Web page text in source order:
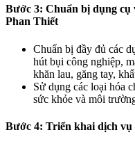
giriş
Antalya
Bước 3: Chuẩn bị dụng cụ
Phan Thiết
Chuẩn bị đầy đủ các
hút bụi công nghiệp,
khăn lau, găng tay,
Sử dụng các loại hóa
sức khỏe và môi
Bước 4: Triển khai dịch vụ